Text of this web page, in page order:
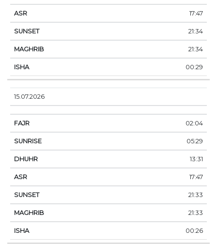
17:47
21:34
21:34
00:29
15.07.2026
02:04
05:29
13:31
17:47
21:33
21:33
00:26